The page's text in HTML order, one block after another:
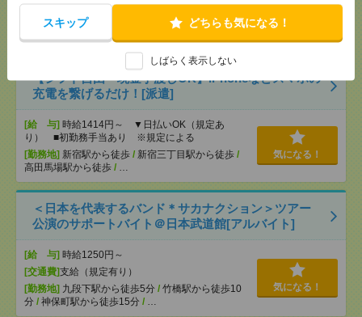
スキップ どちらも気になる！
しばらく表示しない
[勤務地]八丁堀(東京都)駅から徒歩2分/茅場町駅か
気になる！
【シフト自由・現金手渡しOK】iPhoneなどスマホの
充電を繋げるだけ！[派遣]
[給 与] 時給1414円～ ▼日払いOK（規定あ
り） ■初勤務手当あり ※規定による
[勤務地] 新宿駅から徒歩 / 新宿三丁目駅から徒歩 /
高田馬場駅から徒歩 /
気になる！
＜日本を代表するバンド＊サカナクション＞ツアー
公演のサポートバイト＠日本武道館[アルバイト]
[給 与] 時給1250円～
[交通費]支給（規定有り）
[勤務地] 九段下駅から徒歩5分 / 竹橋駅から徒歩10
分 / 神保町駅から徒歩15分 /
気になる！